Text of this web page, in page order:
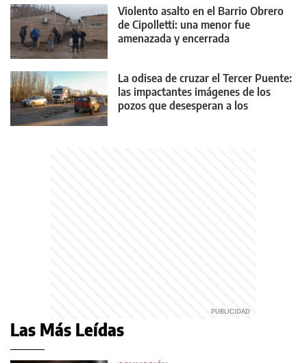
Violento asalto en el Barrio Obrero
de Cipolletti: una menor fue
amenazada y encerrada
La odisea de cruzar el Tercer Puente:
las impactantes imágenes de los
pozos que desesperan a los
Las Más Leídas